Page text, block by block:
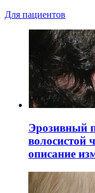
Для пациентов
Эрозивный
волосистой
описание